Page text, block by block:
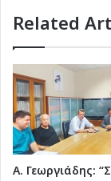
Related
Α. Γεωργιάδης: